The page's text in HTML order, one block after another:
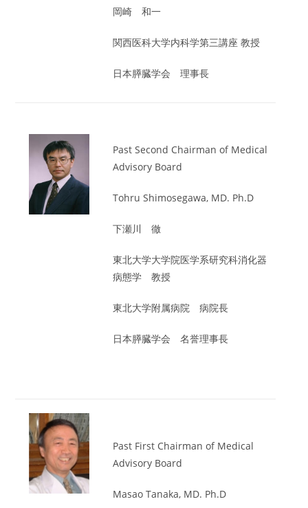
岡崎 和一
関西医科大学内科学第三講座 教授
日本膵臓学会 理事長
Past Second Chairman of Medical
Advisory Board
Tohru Shimosegawa, MD. Ph.D
下瀬川 徹
東北大学大学院医学系研究科消化器
病態学 教授
東北大学附属病院 病院長
日本膵臓学会 名誉理事長
Past First Chairman of Medical
Advisory Board
Masao Tanaka, MD. Ph.D